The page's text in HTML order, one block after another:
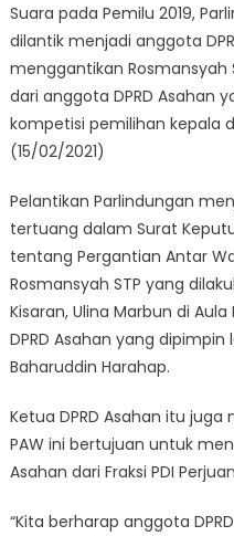
Suara pada Pemilu 2019,
dilantik menjadi anggota
menggantikan Rosmansyah
dari anggota DPRD Asahan
kompetisi pemilihan kepala
(15/02/2021)
Pelantikan Parlindungan
tertuang dalam Surat
tentang Pergantian Antar
Rosmansyah STP yang
Kisaran, Ulina Marbun di
DPRD Asahan yang dipimpin
Baharuddin Harahap.
Ketua DPRD Asahan itu
PAW ini bertujuan untuk
Asahan dari Fraksi PDI
“Kita berharap anggota